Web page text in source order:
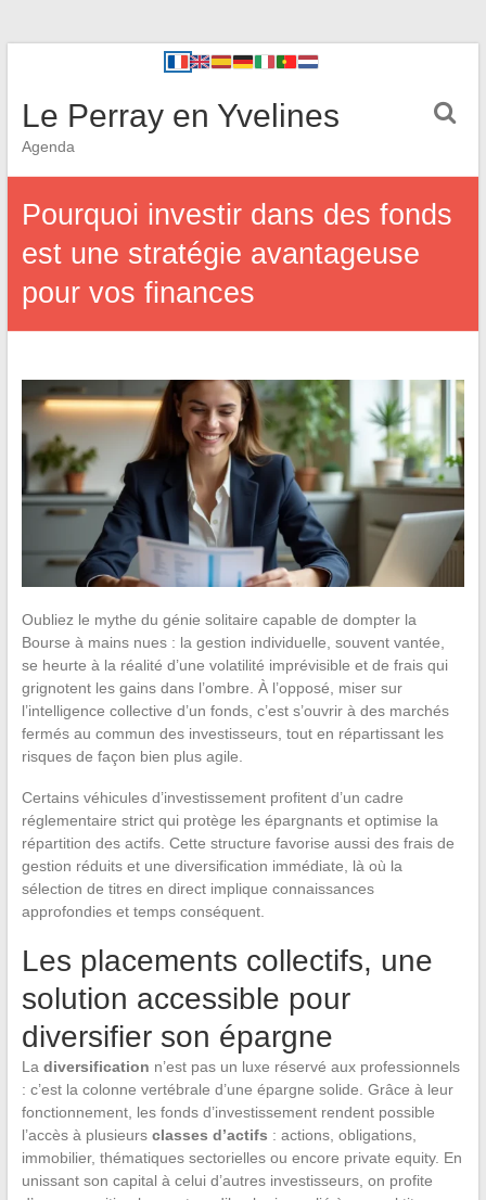
Le Perray en Yvelines
Agenda
Pourquoi investir dans des fonds
est une stratégie avantageuse
pour vos finances
Oubliez le mythe du génie solitaire capable de dompter la
Bourse à mains nues : la gestion individuelle, souvent vantée,
se heurte à la réalité d’une volatilité imprévisible et de frais qui
grignotent les gains dans l’ombre. À l’opposé, miser sur
l’intelligence collective d’un fonds, c’est s’ouvrir à des marchés
fermés au commun des investisseurs, tout en répartissant les
risques de façon bien plus agile.
Certains véhicules d’investissement profitent d’un cadre
réglementaire strict qui protège les épargnants et optimise la
répartition des actifs. Cette structure favorise aussi des frais de
gestion réduits et une diversification immédiate, là où la
sélection de titres en direct implique connaissances
approfondies et temps conséquent.
Les placements collectifs, une
solution accessible pour
diversifier son épargne
La diversification n’est pas un luxe réservé aux professionnels
: c’est la colonne vertébrale d’une épargne solide. Grâce à leur
fonctionnement, les fonds d’investissement rendent possible
l’accès à plusieurs classes d’actifs : actions, obligations,
immobilier, thématiques sectorielles ou encore private equity. En
unissant son capital à celui d’autres investisseurs, on profite